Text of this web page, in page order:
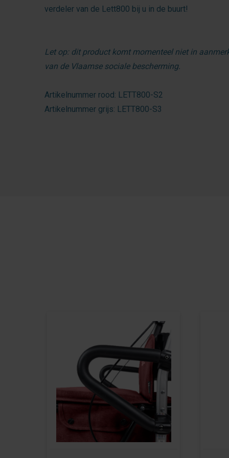
verdeler van de Lett800 bij u in de buurt!
Let op: dit product komt momenteel niet in
van de Vlaamse sociale bescherming.
Artikelnummer rood: LETT800-S2
Artikelnummer grijs: LETT800-S3